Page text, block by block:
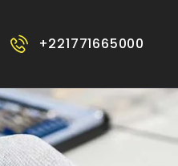
+221771665000